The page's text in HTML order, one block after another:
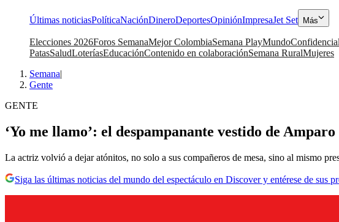
Últimas noticiasPolíticaNaciónDineroDeportesOpiniónImpresaJet Set Más
Elecciones 2026Foros SemanaMejor ColombiaSemana PlayMundo
PatasSaludLoteríasEducaciónContenido en colaboraciónSemana RuralMujeres
Semana|
Gente
GENTE
‘Yo me llamo’: el despampanante vestido de
La actriz volvió a dejar atónitos, no solo a sus compañeros de mesa, sino al mismo
Siga las últimas noticias del mundo del espectáculo en Discover y entérese de sus